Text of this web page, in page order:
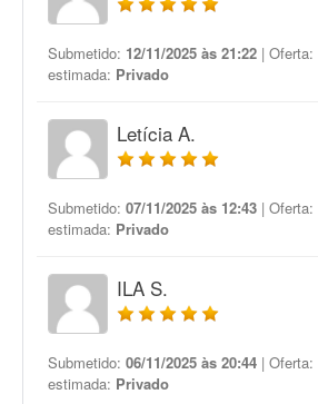
Submetido: 12/11/2025 às 21:22 | Oferta:
estimada: Privado
Letícia A.
Submetido: 07/11/2025 às 12:43 | Oferta:
estimada: Privado
ILA S.
Submetido: 06/11/2025 às 20:44 | Oferta:
estimada: Privado